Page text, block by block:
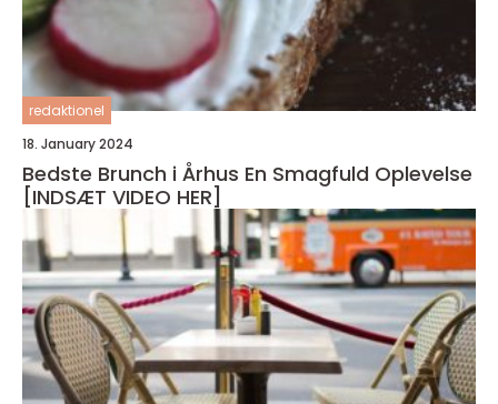
redaktionel
18. January 2024
Bedste Brunch i Århus En Smagfuld Oplevelse
[INDSÆT VIDEO HER]